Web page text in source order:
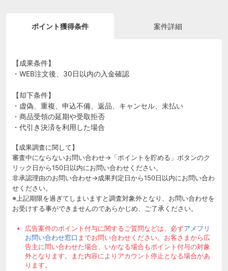
ポイント獲得条件 案件詳細
【成果条件】
・WEB注文後、30日以内の入金確認
【却下条件】
・虚偽、重複、申込不備、返品、キャンセル、未払い
・商品受領の延期や受取拒否
・代引き決済を利用した場合
【成果調査に関して】
審査中にならないお問い合わせ→「ポイントを貯める」ボタンのク
リック日から150日以内にお問い合わせください。
非承認理由のお問い合わせ→成果判定日から150日以内にお問い合わ
せください。
※上記期限を過ぎてしまいますと調査対象外となり、お問い合わせを
お受けする事ができませんのであらかじめ、ご了承ください。
広告案件のポイント付与に関するご質問などは、必ずアメフリ
お問い合わせ窓口 までお問い合わせください。お客さまから広
告主に問い合わせた場合、いかなる場合もポイント付与の対象
外となります。また内容によりアカウント停止となる場合があ
ります。